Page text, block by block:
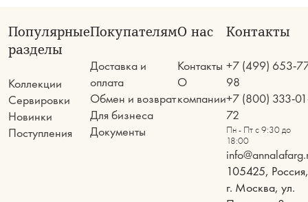
Популярные
разделы
Коллекции
Сервировки
Новинки
Поступления
Покупателям
Доставка и
оплата
Обмен и возврат
Для бизнеса
Документы
О нас
Контакты
О
компании
Контакты
+7 (499) 653-
98
+7 (800) 333-
72
Пн - Пт с 9:30 до
18:00
105425, Россия,
г. Москва, ул.